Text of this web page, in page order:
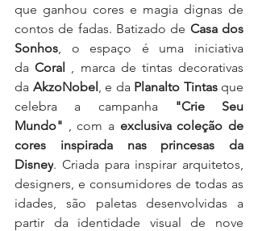
que ganhou cores e magia dignas de
contos de fadas. Batizado de Casa dos
Sonhos, o espaço é uma iniciativa
da Coral , marca de tintas decorativas
da AkzoNobel, e da Planalto Tintas que
celebra a campanha
"Crie Seu
Mundo" , com a exclusiva coleção de
cores inspirada nas princesas da
Disney. Criada para inspirar arquitetos,
designers, e consumidores de todas as
idades, são paletas desenvolvidas a
partir da identidade visual de nove